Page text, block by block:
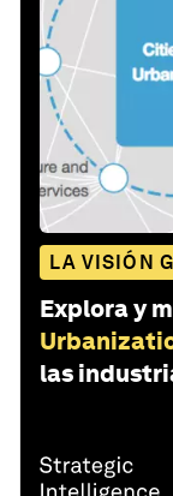
LA VISIÓN
Explora y
las